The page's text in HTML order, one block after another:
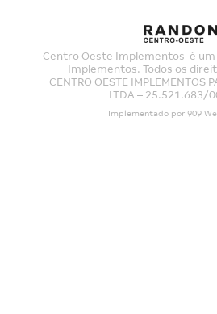
Centro Oeste Implementos é um
Implementos. Todos os
CENTRO OESTE IMPLEMENTOS
LTDA – 25.521.683/
Implementado por 909